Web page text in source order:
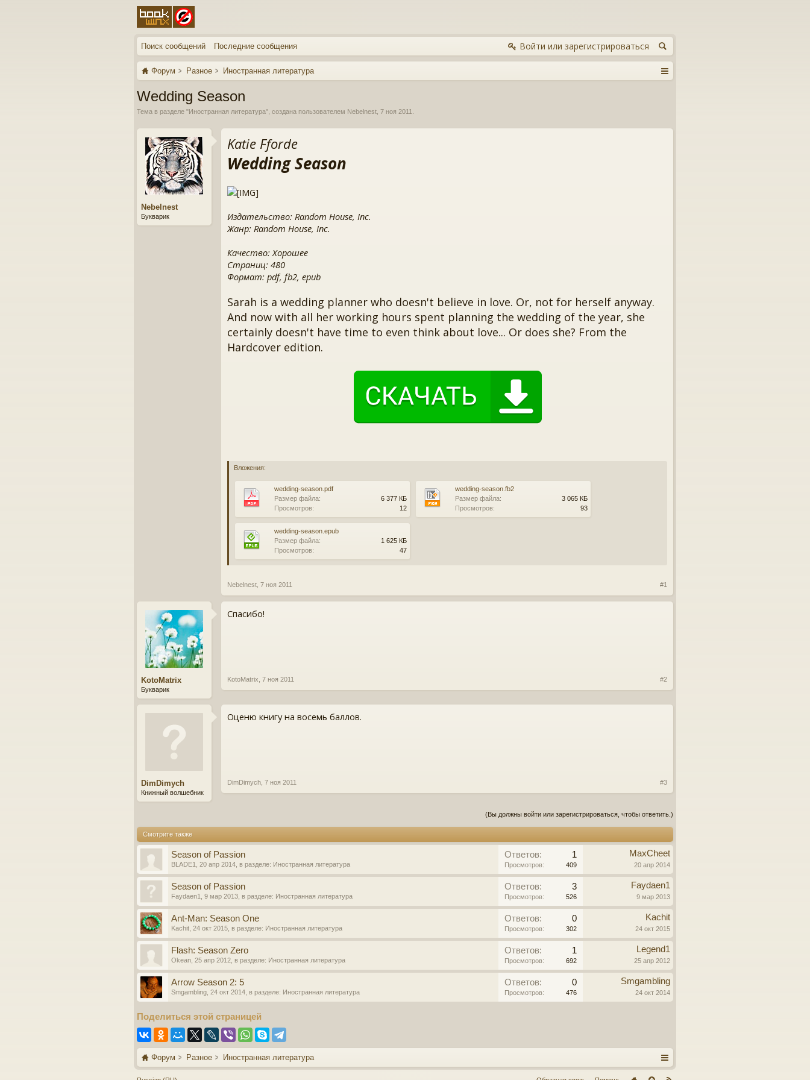
Поиск сообщений Последние сообщения Войти или зарегистрироваться
Форум Разное Иностранная литература
Wedding Season
Тема в разделе "Иностранная литература", создана пользователем Nebelnest 7 ноя 2011
Nebelnest
Букварик
Katie Fforde
Wedding Season
Издательство: Random House, Inc.
Жанр: Random House, Inc.
Качество: Хорошее
Страниц: 480
Формат: pdf, fb2, epub
Sarah is a wedding planner who doesn't believe in love. Or, not for herself anyway.
And now with all her working hours spent planning the wedding of the year, she
certainly doesn't have time to even think about love... Or does she? From the
Hardcover edition.
Вложения:
wedding-season.pdf
Размер файла:
6 377 КБ
Просмотров:
12
wedding-season.fb2
Размер файла:
3 065 КБ
Просмотров:
93
wedding-season.epub
Размер файла:
1 625 КБ
Просмотров:
47
Nebelnest 7 ноя 2011 #1
KotoMatrix
Букварик
Спасибо!
KotoMatrix 7 ноя 2011 #2
DimDimych
Книжный волшебник
Оценю книгу на восемь баллов.
DimDimych 7 ноя 2011 #3
(Вы должны войти или зарегистрироваться, чтобы ответить.)
Смотрите также
Season of Passion
BLADE1 20 апр 2014 , в разделе: Иностранная литература
Ответов: 1
Просмотров: 409
MaxCheet
20 апр 2014
Season of Passion
Faydaen1 9 мар 2013 , в разделе: Иностранная литература
Ответов: 3
Просмотров: 526
Faydaen1
9 мар 2013
Ant-Man: Season One
Kachit 24 окт 2015 , в разделе: Иностранная литература
Ответов: 0
Просмотров: 302
Kachit
24 окт 2015
Flash: Season Zero
Okean 25 апр 2012 , в разделе: Иностранная литература
Ответов: 1
Просмотров: 692
Legend1
25 апр 2012
Arrow Season 2: 5
Smgambling 24 окт 2014 , в разделе: Иностранная литература
Ответов: 0
Просмотров: 476
Smgambling
24 окт 2014
Поделиться этой страницей
Форум Разное Иностранная литература